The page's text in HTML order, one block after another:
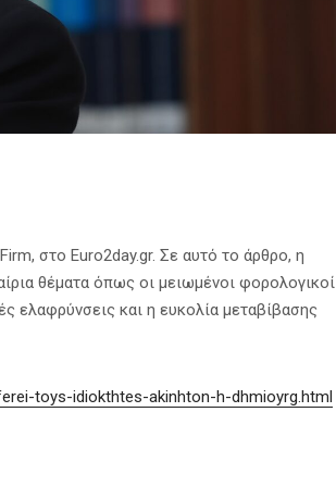
στο Euro2day.gr. Σε αυτό το άρθρο, η
θέματα όπως οι μειωμένοι φορολογικοί
ελαφρύνσεις και η ευκολία μεταβίβασης
toys-idiokthtes-akinhton-h-dhmioyrg.html